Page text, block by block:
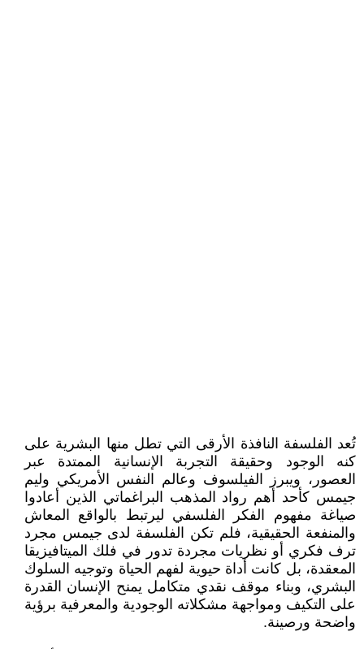
تُعد الفلسفة النافذة الأرقى التي تطل منها البشرية على
كنه الوجود وحقيقة التجربة الإنسانية الممتدة عبر
العصور، ويبرز الفيلسوف وعالم النفس الأمريكي وليم
جيمس كأحد أهم رواد المذهب البراغماتي الذين أعادوا
صياغة مفهوم الفكر الفلسفي ليرتبط بالواقع المعاش
والمنفعة الحقيقية، فلم تكن الفلسفة لدى جيمس مجرد
ترف فكري أو نظريات مجردة تدور في فلك الميتافيزيقا
المعقدة، بل كانت أداة حيوية لفهم الحياة وتوجيه السلوك
البشري، وبناء موقف نقدي متكامل يمنح الإنسان القدرة
على التكيف ومواجهة مشكلاته الوجودية والمعرفية برؤية
واضحة ورصينة.